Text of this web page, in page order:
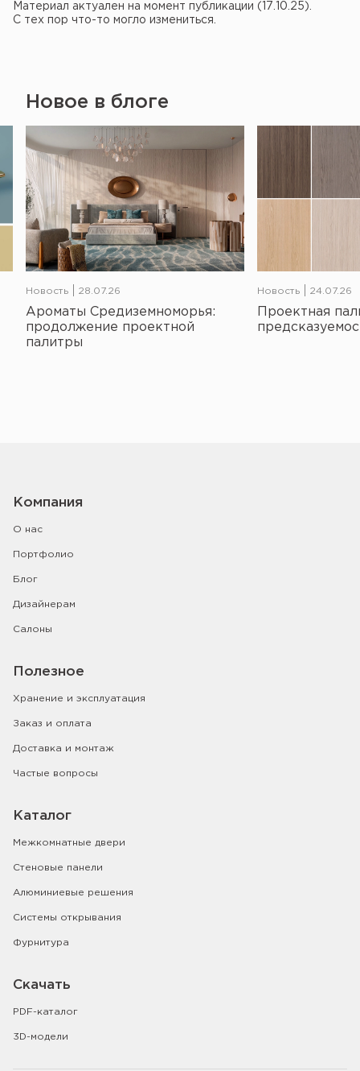
Материал актуален на момент публикации (17.10.25).
С тех пор что-то могло измениться.
Новое в блоге
Новость 28.07.26
Ароматы Средиземноморья:
продолжение проектной
палитры
Новость 24.07.26
Проектная
Компания
О нас
Портфолио
Блог
Дизайнерам
Салоны
Полезное
Хранение и эксплуатация
Заказ и оплата
Доставка и монтаж
Частые вопросы
Каталог
Межкомнатные двери
Стеновые панели
Алюминиевые решения
Системы открывания
Фурнитура
Скачать
PDF-каталог
3D-модели